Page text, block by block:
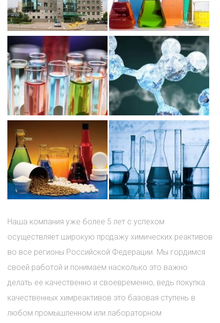
Наша компания уже более 5 лет с успехом
осуществляет широкую продажу химических реактивов
во все регионы Российской Федерации. Мы гордимся
своей работой и понимаем насколько это важно
делать ее качественно и своевременно, ведь покупка
качественных химреактивов это базовая ступень в
любом промышленном или лабораторном